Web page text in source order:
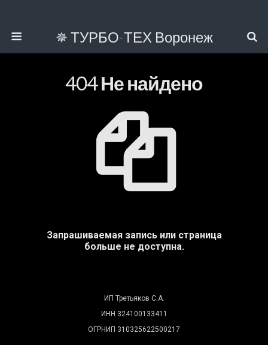
✵ ТУРБО-ТЕХ Воронеж
404 Не найдено
Запрашиваемая запись или страница
больше не доступна.
ИП Третьяков С.А.
ИНН 324100133411
ОГРНИП 310325622500217